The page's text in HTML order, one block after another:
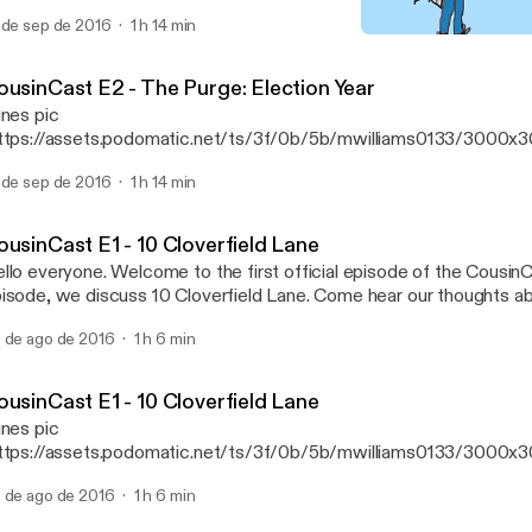
sep de 2016 1 h 14 min
E2 - The Purge: Election Year
pic
assets.podomatic.net/ts/3f/0b/5b/mwilliams0133/
with our guest Justin AKA Lil Skeet Skeet. Listen while we
sep de 2016 1 h 14 min
E1 - 10 Cloverfield Lane
everyone. Welcome to the first official episode of the
we discuss 10 Cloverfield Lane. Come hear our thoughts
de ago de 2016 1 h 6 min
E1 - 10 Cloverfield Lane
pic
assets.podomatic.net/ts/3f/0b/5b/mwilliams0133/
we discuss 10 Cloverfield Lane. Come hear our thoughts
de ago de 2016 1 h 6 min